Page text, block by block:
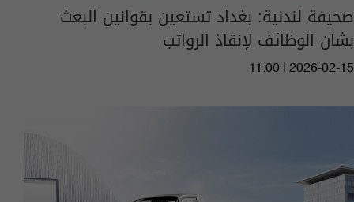
صحيفة لندنية: بغداد تستعين بقوانين البعث
بشان الوظائف لإنقاذ الرواتب
11:00 | 2026-02-15